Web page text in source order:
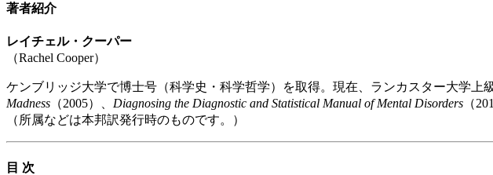
著者紹介
レイチェル・クーパー
（Rachel Cooper）
ケンブリッジ大学で博士号（科学史・科学哲学）を取得。現在、ランカスター大学
Madness （2005）、 Diagnosing the Diagnostic and Statistical Manual of Mental Disorders （
（所属などは本邦訳発行時のものです。）
目 次